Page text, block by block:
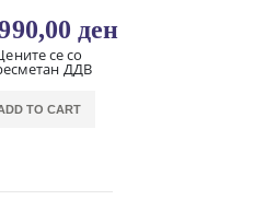
ден
се со
ДДВ
TO CART